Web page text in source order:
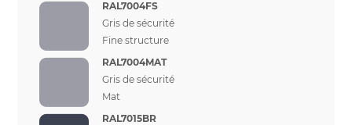
RAL7004FS
Gris de sécurité
Fine structure
RAL7004MAT
Gris de sécurité
Mat
RAL7015BR